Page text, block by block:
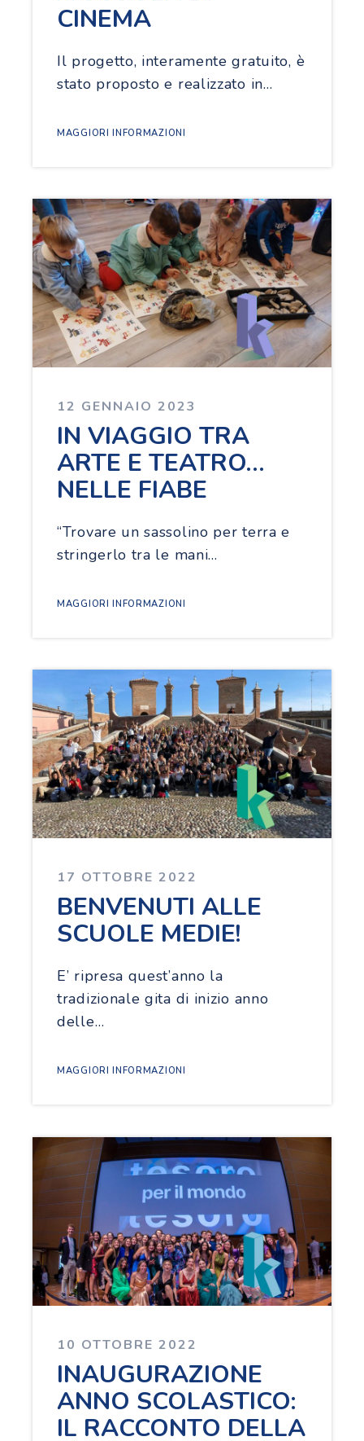
CINEMA
Il progetto, interamente gratuito, è
stato proposto e realizzato in…
MAGGIORI INFORMAZIONI
12 GENNAIO 2023
IN VIAGGIO TRA
ARTE E TEATRO…
NELLE FIABE
“Trovare un sassolino per terra e
stringerlo tra le mani…
MAGGIORI INFORMAZIONI
17 OTTOBRE 2022
BENVENUTI ALLE
SCUOLE MEDIE!
E’ ripresa quest’anno la
tradizionale gita di inizio anno
delle…
MAGGIORI INFORMAZIONI
10 OTTOBRE 2022
INAUGURAZIONE
ANNO SCOLASTICO:
IL RACCONTO DELLA